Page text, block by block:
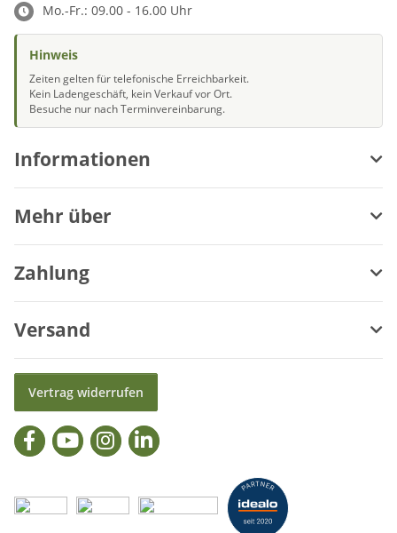
Mo.-Fr.: 09.00 - 16.00 Uhr
Hinweis
Zeiten gelten für telefonische Erreichbarkeit.
Kein Ladengeschäft, kein Verkauf vor Ort.
Besuche nur nach Terminvereinbarung.
Informationen
Mehr über
Zahlung
Versand
Vertrag widerrufen